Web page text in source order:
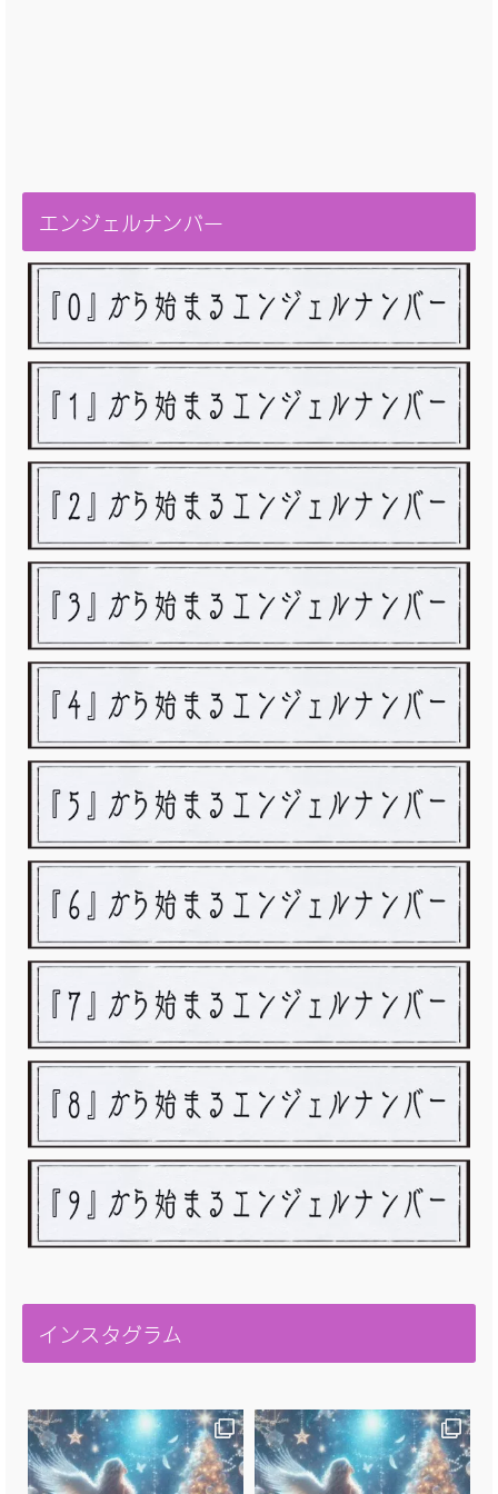
エンジェルナンバー
インスタグラム